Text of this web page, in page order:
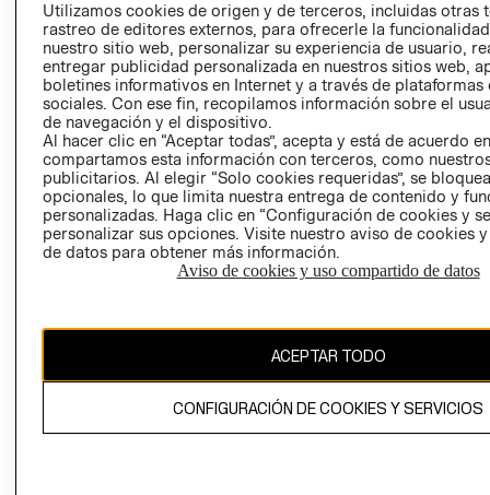
COOKIES
LIBRO DE
Ecuador ($)
CAMBIAR REGIÓN
El contenido de esta página web está protegido por copyright y es
Utilizamos cookies de origen y de terceros, incluidas otras
rastreo de editores externos, para ofrecerle la
nuestro sitio web, personalizar su experiencia de usuario,
entregar publicidad personalizada en nuestros sitios web,
boletines informativos en Internet y a través de plataformas
sociales. Con ese fin, recopilamos información sobre el
de navegación y el dispositivo.
Al hacer clic en “Aceptar todas”, acepta y está de acuerdo
compartamos esta información con terceros, como
publicitarios. Al elegir “Solo cookies requeridas”, se
opcionales, lo que limita nuestra entrega de contenido y
personalizadas. Haga clic en “Configuración de cookies y
personalizar sus opciones. Visite nuestro aviso de cookies
de datos para obtener más información.
Aviso de cookies y uso compartido de datos
ACEPTAR TODO
CONFIGURACIÓN DE COOKIES Y SERVICIOS